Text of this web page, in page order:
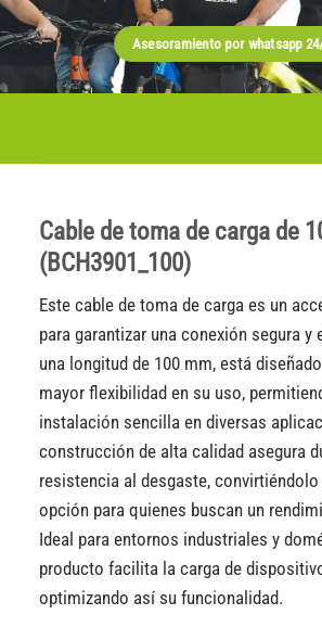
Asesoramiento por whatsapp
Cable de toma de carga de
(BCH3901_100)
Este cable de toma de carga es un
para garantizar una conexión segura y
una longitud de 100 mm, está
mayor flexibilidad en su uso,
instalación sencilla en diversas
construcción de alta calidad asegura
resistencia al desgaste,
opción para quienes buscan un
Ideal para entornos industriales y
producto facilita la carga de
optimizando así su funcionalidad.